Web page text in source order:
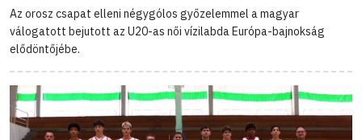
Az orosz csapat elleni négygólos győzelemmel a magyar
válogatott bejutott az U20-as női vízilabda Európa-bajnokság
elődöntőjébe.